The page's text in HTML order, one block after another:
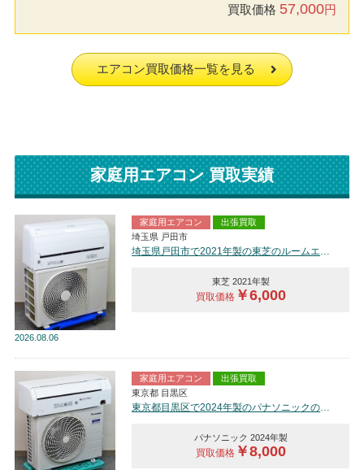
買取価格 57,000円
エアコン買取価格一覧を見る
家庭用エアコン 買取実績
2026 08.06
家庭用エアコン
出張買取
埼玉県 戸田市
埼玉県戸田市で2021年製の東芝のルームエアコン【中古品】を買取しました。
東芝 2021年製
買取価格￥6,000
家庭用エアコン
出張買取
東京都 目黒区
パナソニック 2024年製
買取価格￥8,000